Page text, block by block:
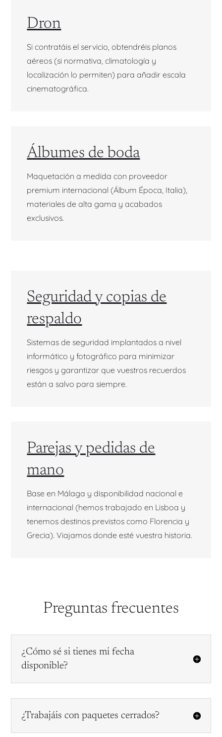
Dron
Si contratáis el servicio, obtendréis planos
aéreos (si normativa, climatología y
localización lo permiten) para añadir escala
cinematográfica.
Álbumes de boda
Maquetación a medida con proveedor
premium internacional (Álbum Época, Italia),
materiales de alta gama y acabados
exclusivos.
Seguridad y copias de
respaldo
Sistemas de seguridad implantados a nivel
informático y fotográfico para minimizar
riesgos y garantizar que vuestros recuerdos
están a salvo para siempre.
Parejas y pedidas de
mano
Base en Málaga y disponibilidad nacional e
internacional (hemos trabajado en Lisboa y
tenemos destinos previstos como Florencia y
Grecia). Viajamos donde esté vuestra historia.
Preguntas frecuentes
¿Cómo sé si tienes mi fecha
disponible?
¿Trabajáis con paquetes cerrados?